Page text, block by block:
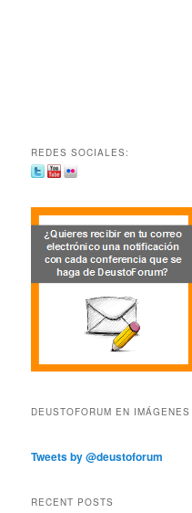
REDES SOCIALES:
DEUSTOFORUM EN IMÁGENES
Tweets by @deustoforum
RECENT POSTS